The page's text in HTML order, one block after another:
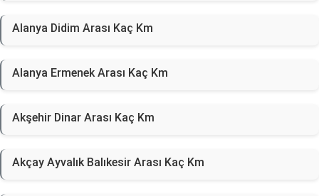
Alanya Didim Arası Kaç Km
Alanya Ermenek Arası Kaç Km
Akşehir Dinar Arası Kaç Km
Akçay Ayvalık Balıkesir Arası Kaç Km